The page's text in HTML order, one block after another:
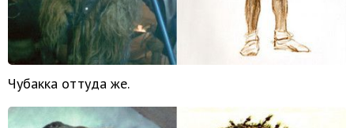
Чубакка оттуда же.